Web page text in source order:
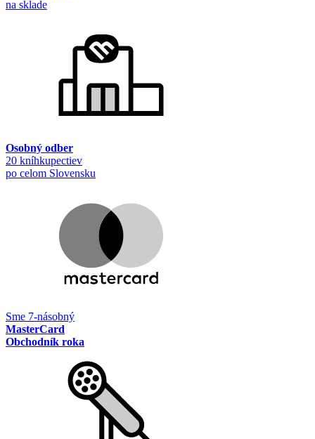
na sklade
Osobný odber
20 kníhkupectiev
po celom Slovensku
Sme 7-násobný
MasterCard
Obchodník roka